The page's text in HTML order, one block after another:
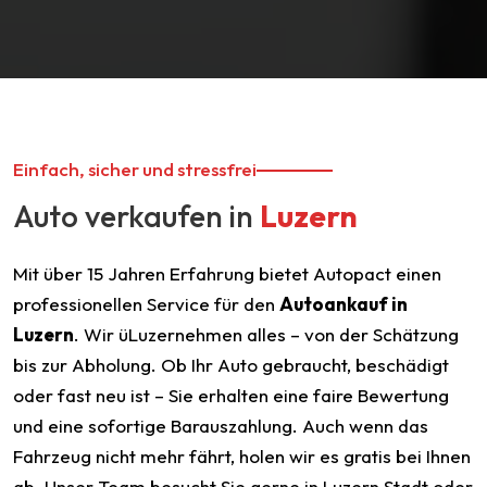
Einfach, sicher und stressfrei
Auto verkaufen in Luzern
Mit über 15 Jahren Erfahrung bietet Autopact einen
professionellen Service für den Autoankauf in
Luzern. Wir üLuzernehmen alles – von der Schätzung
bis zur Abholung. Ob Ihr Auto gebraucht, beschädigt
oder fast neu ist – Sie erhalten eine faire Bewertung
und eine sofortige Barauszahlung. Auch wenn das
Fahrzeug nicht mehr fährt, holen wir es gratis bei Ihnen